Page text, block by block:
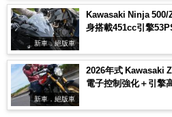
新車．絕版車
Kawasaki Ninja 500/
身搭載451cc引擎
新車．絕版車
2026年式 Kawasaki
電子控制強化＋引擎